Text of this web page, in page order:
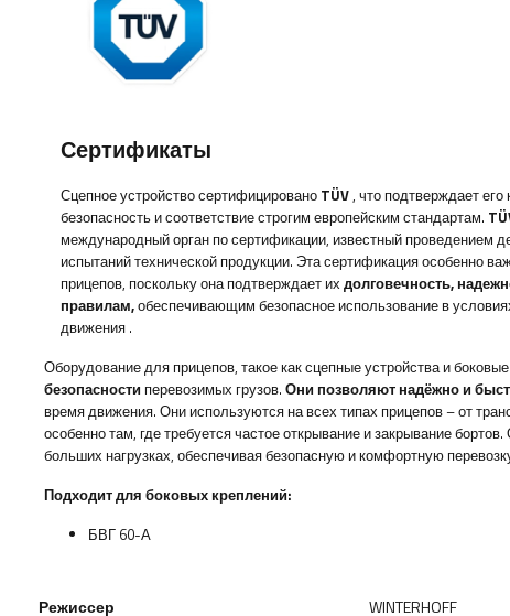
Сертификаты
Сцепное устройствосертифицировано TÜV , что подтверждает его
безопасность и соответствие строгим европейским стандартам.
международный орган по сертификации, известный проведением
испытаний технической продукции. Эта сертификация особенно
прицепов, поскольку она подтверждает их долговечность,
правилам,обеспечивающим безопасное использование в
движения .
Оборудование для прицепов, такое как сцепные устройства и
безопасности перевозимых грузов. Они позволяют надёжно и
время движения. Они используются на всех типах прицепов – от
особенно там, где требуется частое открывание и закрывание
больших нагрузках, обеспечивая безопасную и комфортную
Подходит для боковых креплений:
БВГ 60-А
Режиссер
WINTERHOFF